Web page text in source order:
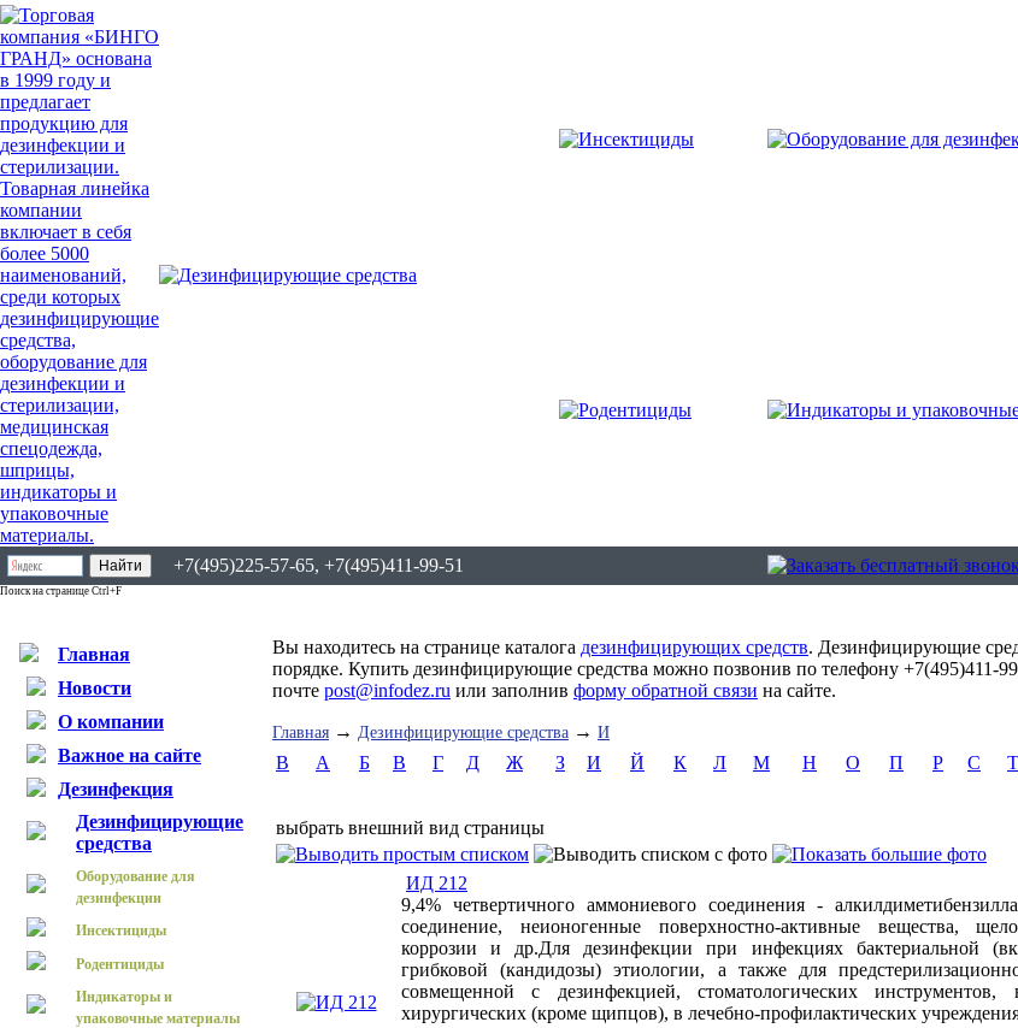
+7(495)225-57-65, +7(495)411-99-51
Поиск на странице Ctrl+F
Главная
Новости
О компании
Важное на сайте
Дезинфекция
Дезинфицирующие
средства
Оборудование для
дезинфекции
Инсектициды
Родентициды
Индикаторы и
упаковочные материалы
Вы находитесь на странице каталога дезинфицирующих средств. Дезинфицирующие
порядке. Купить дезинфицирующие средства можно позвонив по телефону +7(495)411-
почте post@infodez.ru или заполнив форму обратной связи на сайте.
Главная → Дезинфицирующие средства → И
B А Б В Г Д Ж З И Й К Л М Н О П Р С Т
выбрать внешний вид страницы
ИД 212
9,4% четвертичного аммониевого соединения -
соединение, неионогенные поверхностно-активные вещества,
коррозии и др.Для дезинфекции при инфекциях бактериальной
грибковой (кандидозы) этиологии, а также для
совмещенной с дезинфекцией, стоматологических
хирургических (кроме щипцов), в лечебно-профилактических